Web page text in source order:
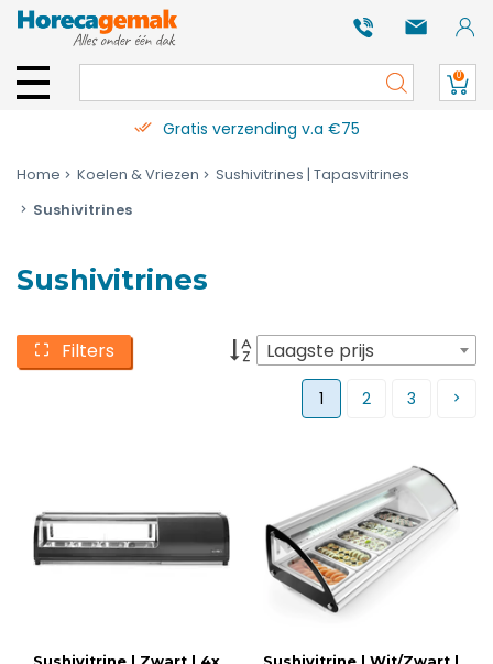
0
Gratis verzending v.a €75
Home Koelen & Vriezen
Sushivitrines | Tapasvitrines
Sushivitrines
Sushivitrines
Filters Laagste prijs
1 2 3